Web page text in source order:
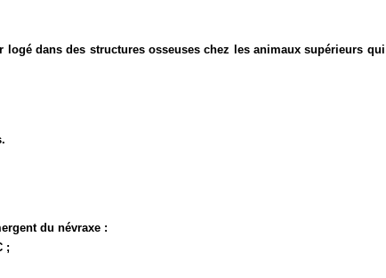
logé dans des structures osseuses chez les animaux supérieurs qui
du névraxe :
;